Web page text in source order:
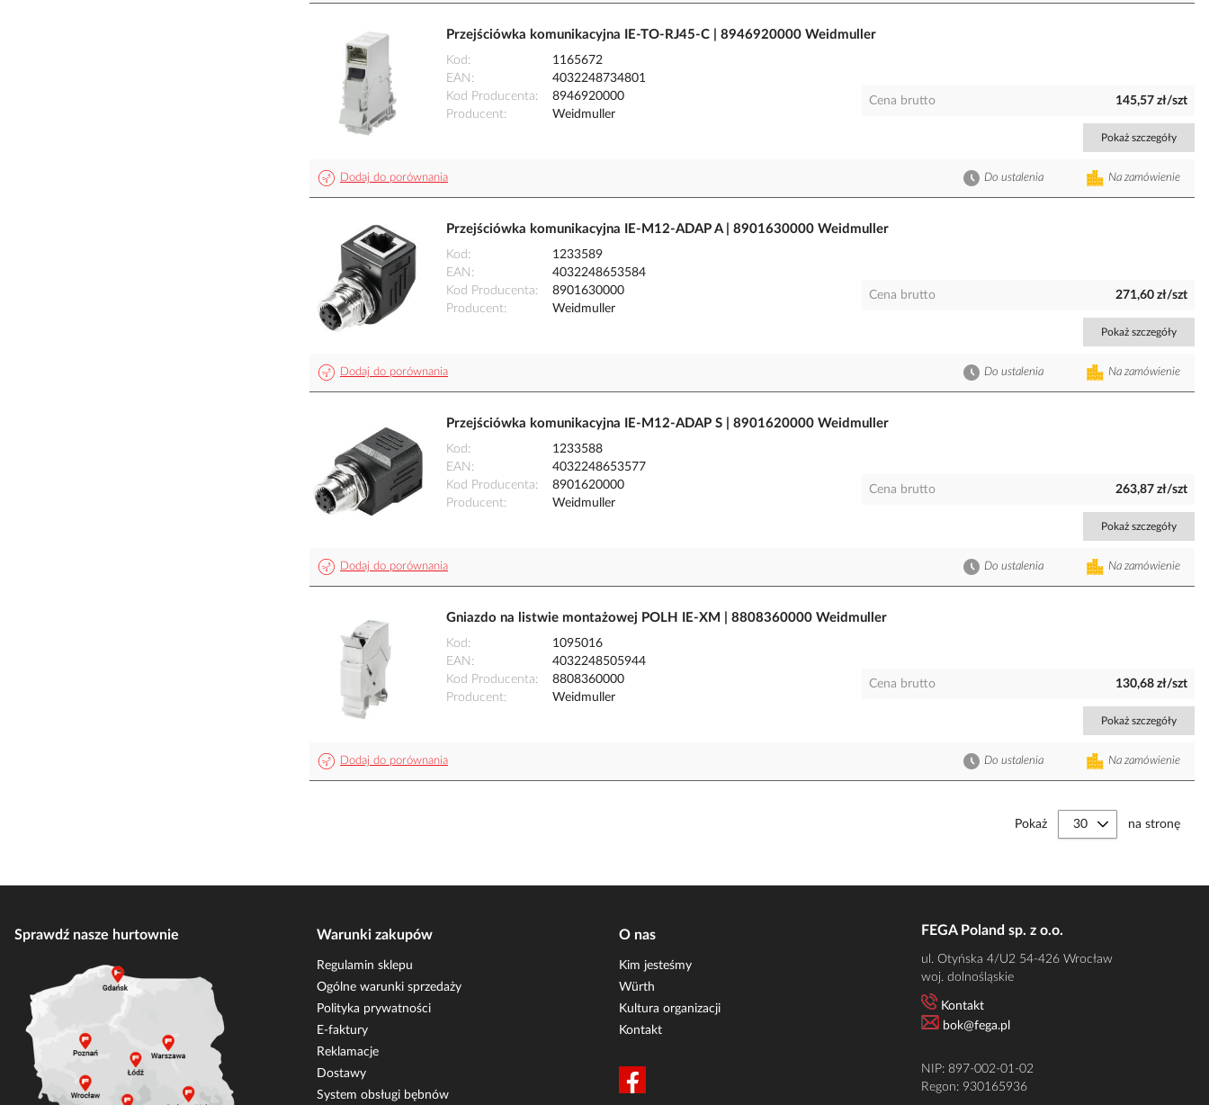
Przejściówka komunikacyjna IE-TO-RJ45-C | 8946920000 Weidmuller
Kod
1165672
EAN
4032248734801
Kod Producenta
8946920000
Producent
Weidmuller
Cena brutto 145,57 zł/szt
Pokaż szczegóły
Dodaj do porównania Na zamówienie
Do ustalenia
Przejściówka komunikacyjna IE-M12-ADAP A | 8901630000 Weidmuller
Kod
1233589
EAN
4032248653584
Kod Producenta
8901630000
Producent
Weidmuller
Cena brutto 271,60 zł/szt
Pokaż szczegóły
Dodaj do porównania Na zamówienie
Do ustalenia
Przejściówka komunikacyjna IE-M12-ADAP S | 8901620000 Weidmuller
Kod
1233588
EAN
4032248653577
Kod Producenta
8901620000
Producent
Weidmuller
Cena brutto 263,87 zł/szt
Pokaż szczegóły
Dodaj do porównania Na zamówienie
Do ustalenia
Gniazdo na listwie montażowej POLH IE-XM | 8808360000 Weidmuller
Kod
1095016
EAN
4032248505944
Kod Producenta
8808360000
Producent
Weidmuller
Cena brutto 130,68 zł/szt
Pokaż szczegóły
Dodaj do porównania Na zamówienie
Do ustalenia
Pokaż na stronę
Sprawdź nasze hurtownie Warunki zakupów
Regulamin sklepu
Ogólne warunki sprzedaży
Polityka prywatności
E-faktury
Reklamacje
Dostawy
System obsługi bębnów
O nas
Kim jesteśmy
Würth
Kultura organizacji
Kontakt
FEGA Poland sp. z o.o.
ul. Otyńska 4/U2 54-426 Wrocław
woj. dolnośląskie
Kontakt
bok@fega.pl
NIP: 897-002-01-02
Regon: 930165936